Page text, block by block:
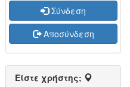
Σύνδεση
Αποσύνδεση
Είστε χρήστης;